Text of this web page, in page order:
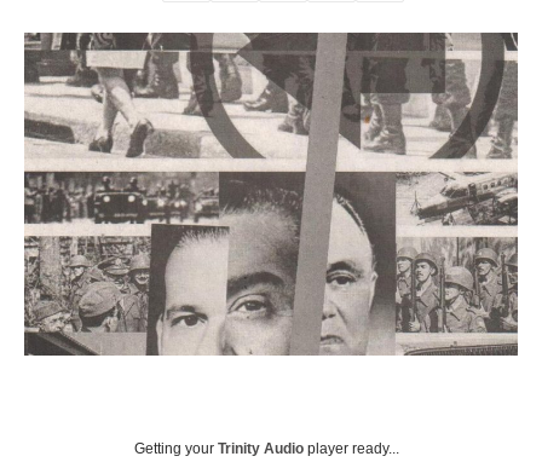
Getting your Trinity Audio player ready...